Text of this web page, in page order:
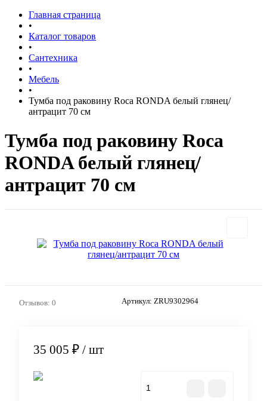
Главная страница
•
Каталог товаров
•
Сантехника
•
Мебель
•
Тумба под раковину Roca RONDA белый глянец/
антрацит 70 см
Тумба под раковину Roca
RONDA белый глянец/
антрацит 70 см
Отзывов: 0 Артикул: ZRU9302964
35 005 ₽ / шт